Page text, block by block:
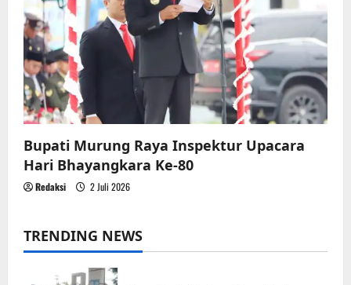
Bupati Murung Raya Inspektur Upacara
Hari Bhayangkara Ke-80
Redaksi 2 Juli 2026
TRENDING NEWS